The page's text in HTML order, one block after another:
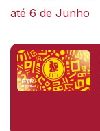
até 6 de Junho